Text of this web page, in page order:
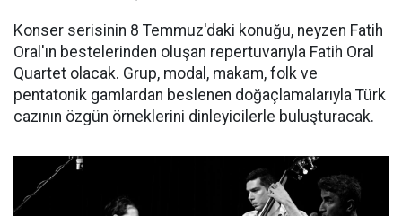
Konser serisinin 8 Temmuz'daki konuğu, neyzen Fatih
Oral'ın bestelerinden oluşan repertuvarıyla Fatih Oral
Quartet olacak. Grup, modal, makam, folk ve
pentatonik gamlardan beslenen doğaçlamalarıyla Türk
cazının özgün örneklerini dinleyicilerle buluşturacak.